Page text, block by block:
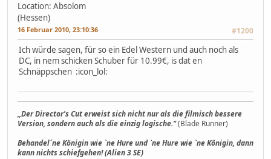
Location: Absolom
(Hessen)
16 Februar 2010, 23:10:36 #1200
Ich würde sagen, für so ein Edel Western und auch noch als
DC, in nem schicken Schuber für 10.99€, is dat en
Schnäppschen :icon_lol:
,,Der Director's Cut erweist sich nicht nur als die filmisch bessere
Version, sondern auch als die einzig logische."(Blade Runner)
Behandel´ne Königin wie `ne Hure und `ne Hure wie `ne Königin, dann
kann nichts schiefgehen! (Alien 3 SE)